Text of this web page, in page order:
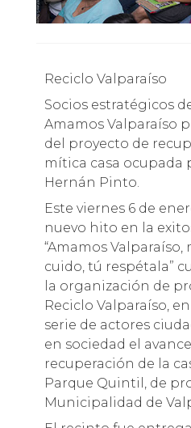
Reciclo Valparaíso
Socios estratégicos
Amamos Valparaíso
del proyecto de
mítica casa ocupada
Hernán Pinto.
Este viernes 6 de
nuevo hito en la
“Amamos Valparaíso,
cuido, tú respétala”
la organización de
Reciclo Valparaíso,
serie de actores
en sociedad el
recuperación de la
Parque Quintil, de
Municipalidad de